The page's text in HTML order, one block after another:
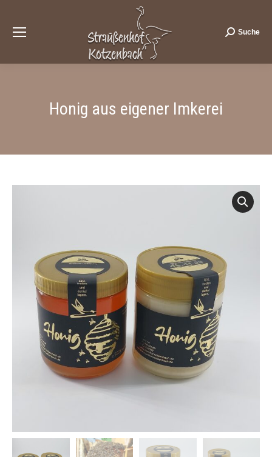
Search:
Suche
Honig aus eigener Imkerei